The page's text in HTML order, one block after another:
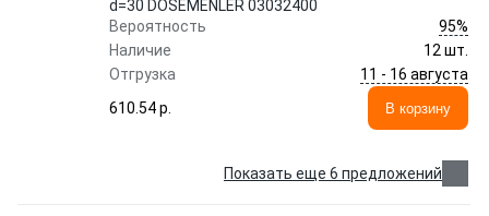
d=30 DOSEMENLER 03032400
Вероятность
95%
Наличие
12 шт.
Отгрузка
11 - 16 августа
610.54 p.
В корзину
Показать еще 6 предложений